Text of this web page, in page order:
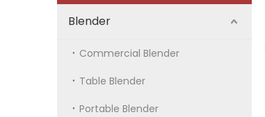
Blender
Commercial Blender
Table Blender
Portable Blender